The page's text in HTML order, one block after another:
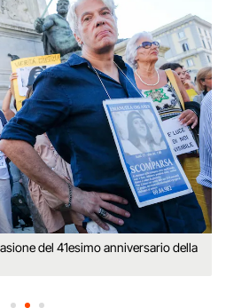
del 41esimo anniversario della